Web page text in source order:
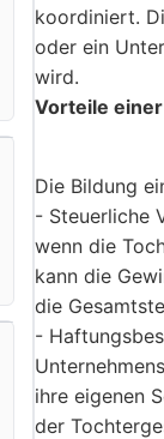
koordiniert.
oder ein
wird.
Vorteile
Die Bildung
- Steuerliche
wenn die
kann die
die
-
ihre eigenen
der